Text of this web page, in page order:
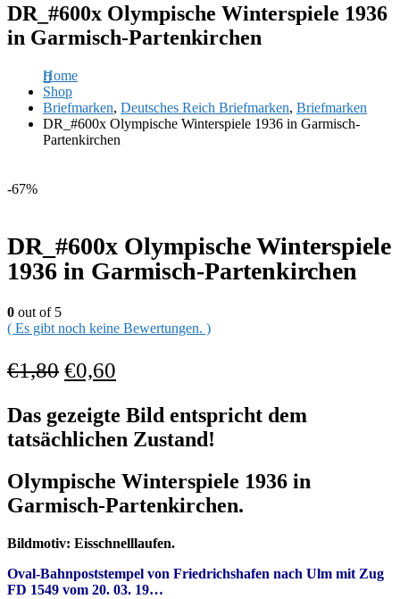
DR_#600x Olympische Winterspiele 1936
in Garmisch-Partenkirchen
Home
Shop
Briefmarken, Deutsches Reich Briefmarken, Briefmarken
DR_#600x Olympische Winterspiele 1936 in Garmisch-
Partenkirchen
-67%
DR_#600x Olympische Winterspiele
1936 in Garmisch-Partenkirchen
0 out of 5
( Es gibt noch keine Bewertungen. )
€1,80 €0,60
Das gezeigte Bild entspricht dem
tatsächlichen Zustand!
Olympische Winterspiele 1936 in
Garmisch-Partenkirchen.
Bildmotiv: Eisschnelllaufen.
Oval-Bahnpoststempel von Friedrichshafen nach Ulm mit Zug
FD 1549 vom 20. 03. 19…